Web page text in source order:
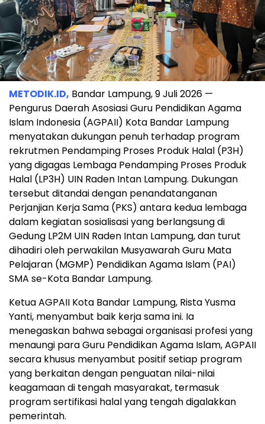
METODIK.ID, Bandar Lampung, 9 Juli 2026 —
Pengurus Daerah Asosiasi Guru Pendidikan Agama
Islam Indonesia (AGPAII) Kota Bandar Lampung
menyatakan dukungan penuh terhadap program
rekrutmen Pendamping Proses Produk Halal (P3H)
yang digagas Lembaga Pendamping Proses Produk
Halal (LP3H) UIN Raden Intan Lampung. Dukungan
tersebut ditandai dengan penandatanganan
Perjanjian Kerja Sama (PKS) antara kedua lembaga
dalam kegiatan sosialisasi yang berlangsung di
Gedung LP2M UIN Raden Intan Lampung, dan turut
dihadiri oleh perwakilan Musyawarah Guru Mata
Pelajaran (MGMP) Pendidikan Agama Islam (PAI)
SMA se-Kota Bandar Lampung.
Ketua AGPAII Kota Bandar Lampung, Rista Yusma
Yanti, menyambut baik kerja sama ini. Ia
menegaskan bahwa sebagai organisasi profesi yang
menaungi para Guru Pendidikan Agama Islam, AGPAII
secara khusus menyambut positif setiap program
yang berkaitan dengan penguatan nilai-nilai
keagamaan di tengah masyarakat, termasuk
program sertifikasi halal yang tengah digalakkan
pemerintah.